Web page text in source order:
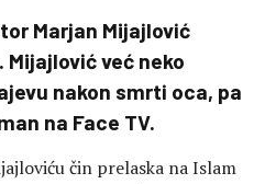
Marjan Mijajlović
već neko
nakon smrti oca, pa
na Face TV.
čin prelaska na Islam